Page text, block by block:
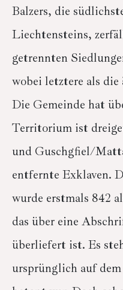
Balzers, die
Liechtensteins,
getrennten
wobei letztere als
Die Gemeinde hat
Territorium ist
und Guschgfiel/
entfernte Exklaven.
wurde erstmals 842
das über eine
überliefert ist. Es
ursprünglich auf